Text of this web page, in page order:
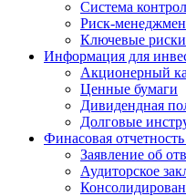
Система
Риск-
Ключевые риски
Информация для
Акционерный
Ценные бумаги
Дивидендная
Долговые
Финасовая
Заявление об
Аудиторское